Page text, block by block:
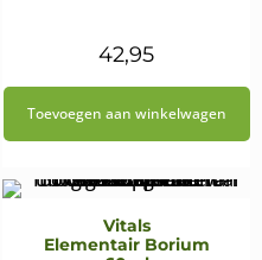
42,95
Toevoegen aan winkelwagen
Vitals
Elementair Borium